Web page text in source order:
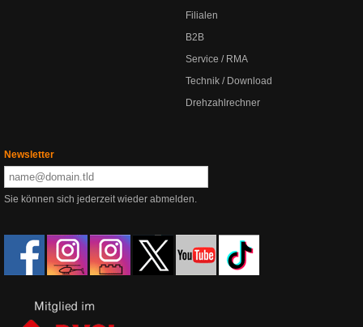
Filialen
B2B
Service / RMA
Technik / Download
Drehzahlrechner
Newsletter
Sie können sich jederzeit wieder abmelden.